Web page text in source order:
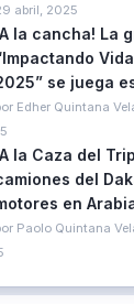
abril, 2025
la cancha! La
se juega
Edher Quintana
la Caza del
del
en
Paolo Quintana